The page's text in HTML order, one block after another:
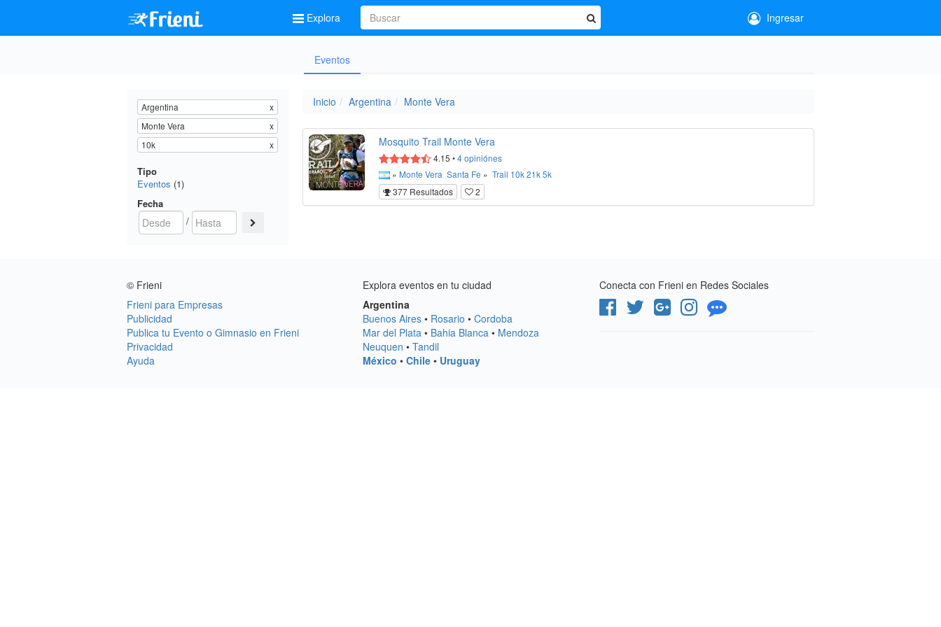
Explora Ingresar
Eventos
Argentina
x
Monte Vera
x
10k
x
Tipo
Eventos (1)
Fecha
/
Inicio Argentina Monte Vera
Mosquito Trail Monte Vera
4.15 •4opiniónes
» Monte Vera Santa Fe » Trail 10k 21k 5k
377 Resultados
2
© Frieni
Frieni para Empresas
Publicidad
Publica tu Evento o Gimnasio en Frieni
Privacidad
Ayuda
Explora eventos en tu ciudad
Argentina
Buenos Aires • Rosario •Cordoba
Mar del Plata • Bahia Blanca • Mendoza
Neuquen •Tandil
México •Chile • Uruguay
Conecta con Frieni en Redes Sociales